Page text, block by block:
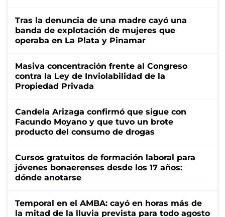
Tras la denuncia de una madre cayó una
banda de explotación de mujeres que
operaba en La Plata y Pinamar
Masiva concentración frente al Congreso
contra la Ley de Inviolabilidad de la
Propiedad Privada
Candela Arizaga confirmó que sigue con
Facundo Moyano y que tuvo un brote
producto del consumo de drogas
Cursos gratuitos de formación laboral para
jóvenes bonaerenses desde los 17 años:
dónde anotarse
Temporal en el AMBA: cayó en horas más de
la mitad de la lluvia prevista para todo agosto